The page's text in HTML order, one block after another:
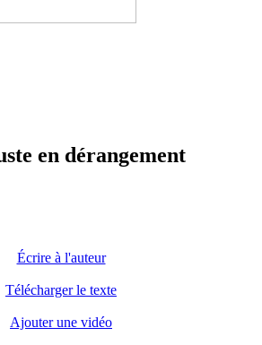
en dérangement
Écrire à l'auteur
Télécharger le texte
Ajouter une vidéo